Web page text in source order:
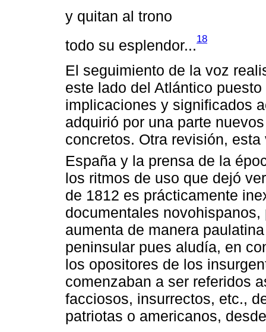
y quitan al trono
todo su esplendor...18
El seguimiento de la voz
este lado del Atlántico
implicaciones y significados
adquirió por una parte
concretos. Otra revisión,
España y la prensa de la
los ritmos de uso que dejó
de 1812 es prácticamente
documentales
aumenta de manera
peninsular pues aludía, en
los opositores de los
comenzaban a ser referidos
facciosos, insurrectos, etc.,
patriotas o americanos,